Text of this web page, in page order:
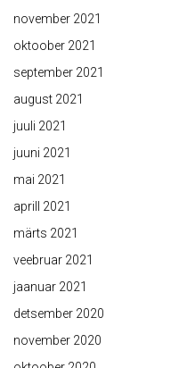
november 2021
oktoober 2021
september 2021
august 2021
juuli 2021
juuni 2021
mai 2021
aprill 2021
märts 2021
veebruar 2021
jaanuar 2021
detsember 2020
november 2020